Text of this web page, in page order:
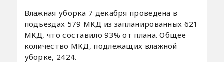
Влажная уборка 7 декабря проведена в
подъездах 579 МКД из запланированных 621
МКД, что составило 93% от плана. Общее
количество МКД, подлежащих влажной
уборке, 2424.